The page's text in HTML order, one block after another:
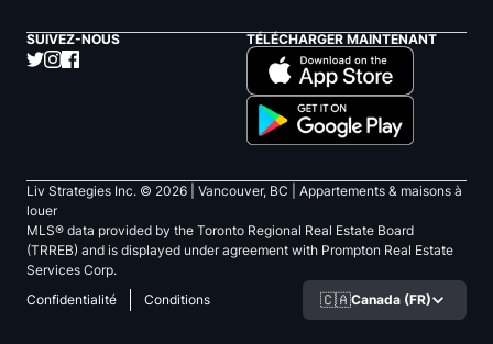
SUIVEZ-NOUS TÉLÉCHARGER MAINTENANT
Liv Strategies Inc. © 2026 | Vancouver, BC |
Appartements & maisons à
louer
MLS® data provided by the Toronto Regional Real Estate Board
(TRREB) and is displayed under agreement with Prompton Real Estate
Services Corp.
Confidentialité
Conditions 🇨🇦Canada (FR)